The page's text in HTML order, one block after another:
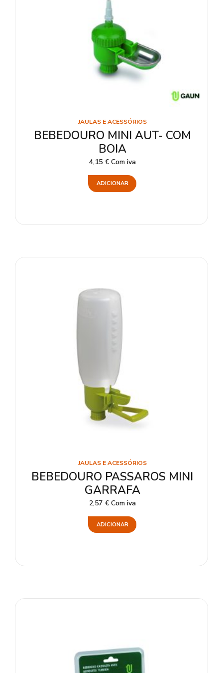
JAULAS E ACESSÓRIOS
BEBEDOURO MINI AUT- COM
BOIA
4,15 € Com iva
ADICIONAR
JAULAS E ACESSÓRIOS
BEBEDOURO PASSAROS MINI
GARRAFA
2,57 € Com iva
ADICIONAR